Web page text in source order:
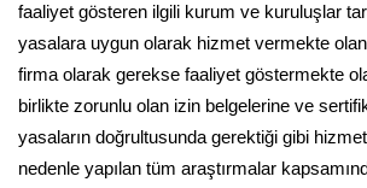
faaliyet gösteren ilgili kurum ve kuruluşlar
yasalara uygun olarak hizmet vermekte
firma olarak gerekse faaliyet göstermekte
birlikte zorunlu olan izin belgelerine ve
yasaların doğrultusunda gerektiği gibi
nedenle yapılan tüm araştırmalar